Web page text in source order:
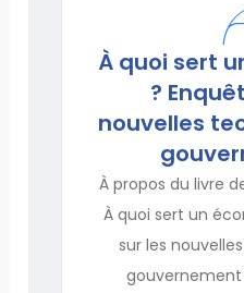
À quoi sert
?
nouvelles
À propos du livre
À quoi sert un
sur les
gouvernement